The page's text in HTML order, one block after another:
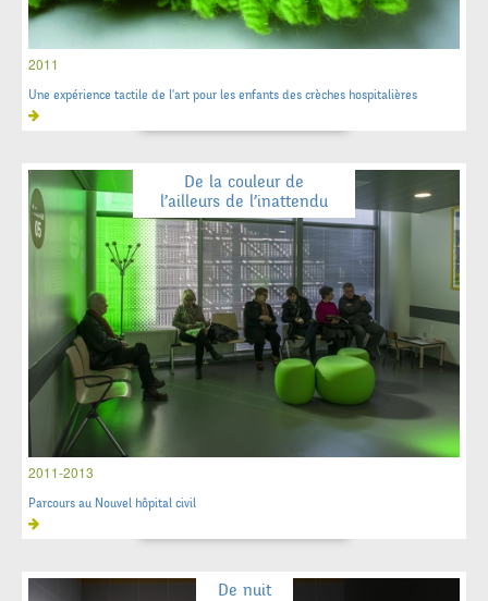
2011
Une expérience tactile de l'art pour les enfants des crèches hospitalières
De la couleur de
l’ailleurs de l’inattendu
2011-2013
Parcours au Nouvel hôpital civil
De nuit